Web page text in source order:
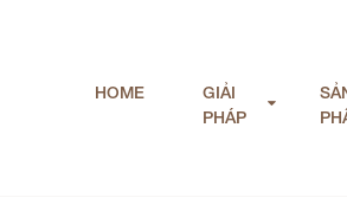
HOME
GIẢI
PHÁP